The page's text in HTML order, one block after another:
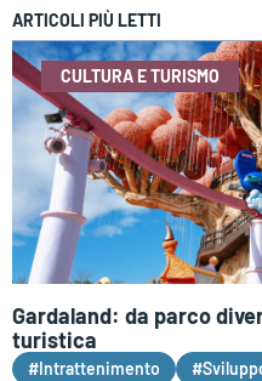
ARTICOLI PIÙ LETTI
CULTURA E TURISMO
Gardaland: da parco
turistica
#Intrattenimento